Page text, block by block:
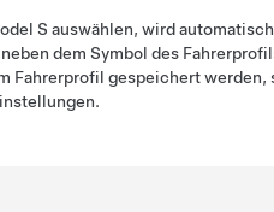
S auswählen, wird
dem Symbol des
Fahrerprofil gespeichert werden,